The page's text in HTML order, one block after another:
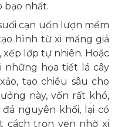
bạo nhất.
cạn uốn lượn mềm
hình từ xi măng giả
lớp tự nhiên. Hoặc
họa tiết lá cây
tạo chiều sâu cho
này, vốn rất khó,
nguyên khối, lại có
cách trọn vẹn nhờ xi